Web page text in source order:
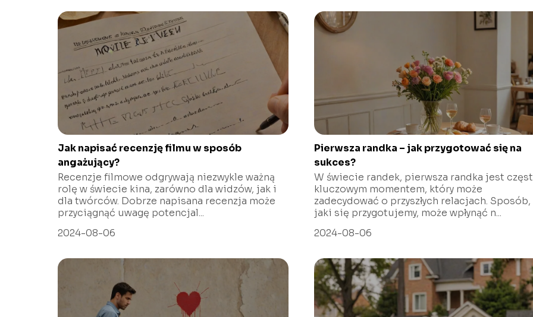
Jak napisać recenzję filmu w sposób
angażujący?
Recenzje filmowe odgrywają niezwykle ważną
rolę w świecie kina, zarówno dla widzów, jak i
dla twórców. Dobrze napisana recenzja może
przyciągnąć uwagę potencjal...
2024-08-06
Pierwsza randka – jak przygotować się na
sukces?
W świecie randek, pierwsza randka jest
kluczowym momentem, który może
zadecydować o przyszłych relacjach. Sposób,
jaki się przygotujemy, może wpłynąć n...
2024-08-06